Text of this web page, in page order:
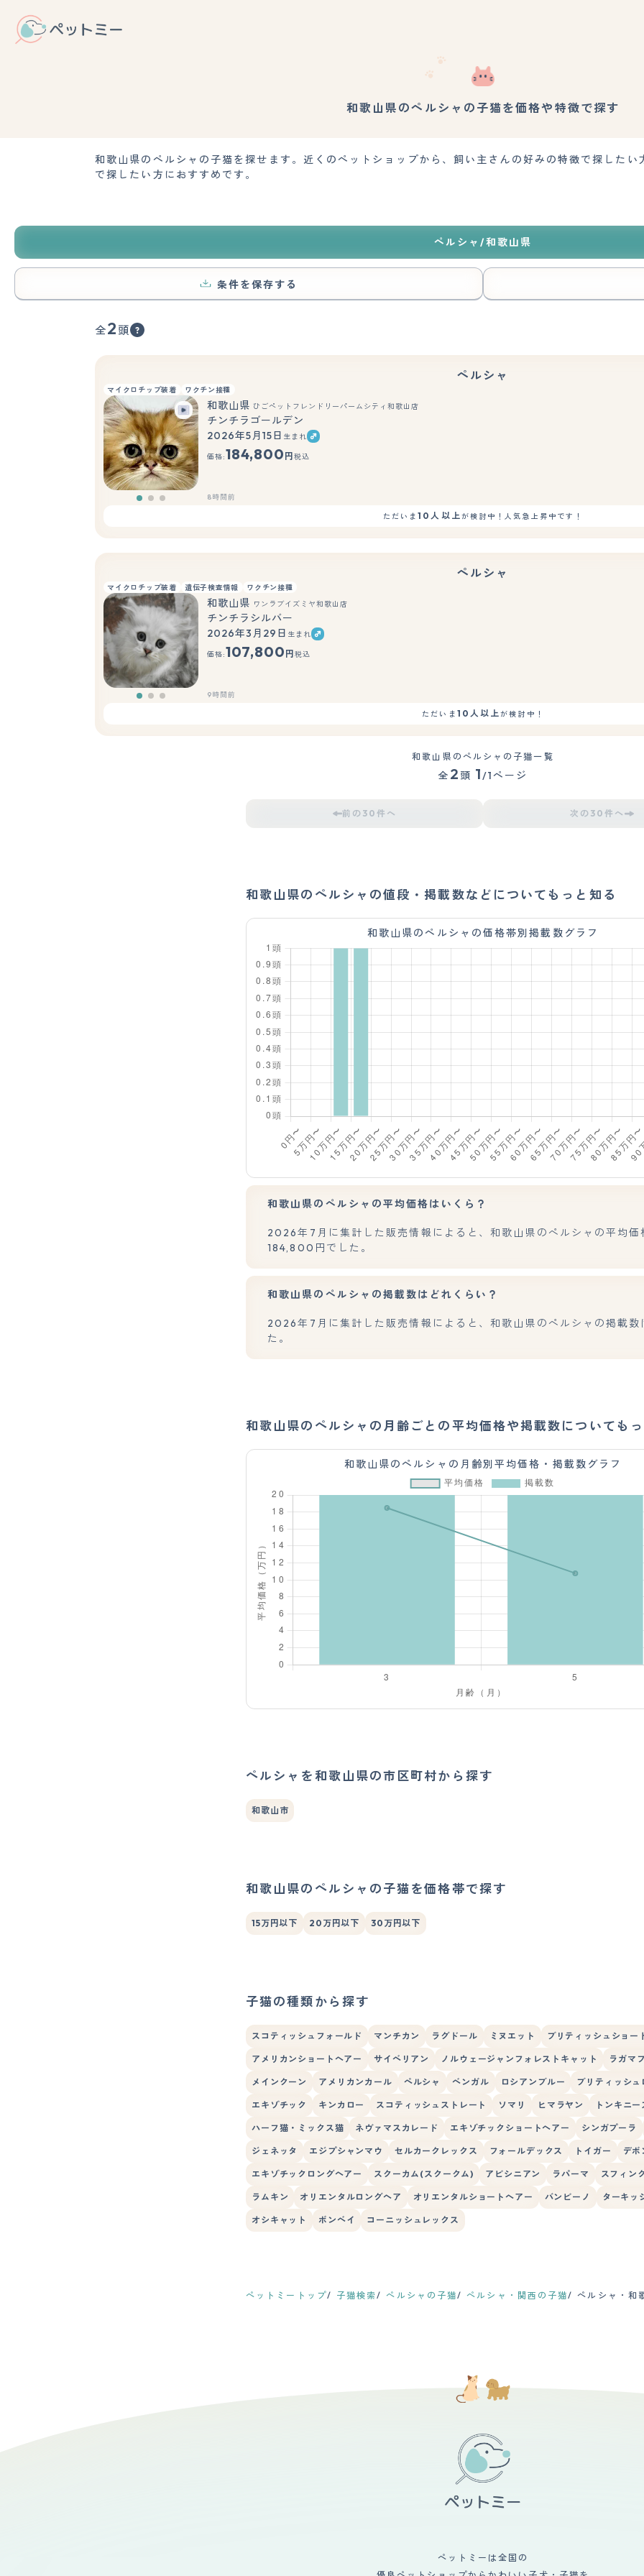
和歌山県のペルシャの子猫を価格や特徴で探す
和歌山県のペルシャの子猫を探せます。近くのペットショップから、飼い主さんの好みの特徴で探した
で探したい方におすすめです。
ペルシャ/和歌山県
条件を保存する
全2 頭
ペルシャ
マイクロチップ装着 ワクチン接種
もっと見る
和歌山県 ひごペットフレンドリーパームシティ和歌山店
チンチラゴールデン
2026年5月15日 生まれ
価格:184,800 円 税込
8時間前
ただいま10人以上が検討中！人気急上昇中です！
ペルシャ
マイクロチップ装着 遺伝子検査情報 ワクチン接種
もっと見る
和歌山県 ワンラブイズミヤ和歌山店
チンチラシルバー
2026年3月29日 生まれ
価格:107,800 円 税込
9時間前
ただいま 10人以上が検討中！
和歌山県のペルシャの子猫一覧
全 2 頭 1/1ページ
前の30件へ 次の30件へ
和歌山県のペルシャの値段・掲載数などについてもっと知る
和歌山県のペルシャの価格帯別掲載数グラフ
和歌山県のペルシャの平均価格はいくら？
2026年7月に集計した販売情報によると、和歌山県のペルシャの平均価
184,800円でした。
和歌山県のペルシャの掲載数はどれくらい？
2026年7月に集計した販売情報によると、和歌山県のペルシャの掲載数
た。
和歌山県のペルシャの月齢ごとの平均価格や掲載数についても
和歌山県のペルシャの月齢別平均価格・掲載数グラフ
ペルシャを和歌山県の市区町村から探す
和歌山市
和歌山県のペルシャの子猫を価格帯で探す
15万円以下 20万円以下 30万円以下
子猫の種類から探す
スコティッシュフォールド マンチカン ラグドール ミヌエット ブリティッシュショー
アメリカンショートヘアー サイベリアン ノルウェージャンフォレストキャット ラガマ
メインクーン アメリカンカール ペルシャ ベンガル ロシアンブルー ブリティッシ
エキゾチック キンカロー スコティッシュストレート ソマリ ヒマラヤン トンキニー
ハーフ猫・ミックス猫 ネヴァマスカレード エキゾチックショートヘアー シンガプーラ
ジェネッタ エジプシャンマウ セルカークレックス フォールデックス トイガー デボ
エキゾチックロングヘアー スクーカム(スクークム) アビシニアン ラパーマ スフィン
ラムキン オリエンタルロングヘア オリエンタルショートヘアー バンビーノ ターキッ
オシキャット ボンベイ コーニッシュレックス
ペットミートップ 子猫検索 ペルシャの子猫 ペルシャ・関西の子猫 ペルシャ・和
ペットミーは全国の